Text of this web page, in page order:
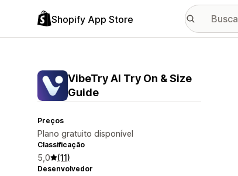
Shopify App Store
VibeTry AI Try On & Size
Guide
Preços
Plano gratuito disponível
Classificação
5,0 (11)
Desenvolvedor